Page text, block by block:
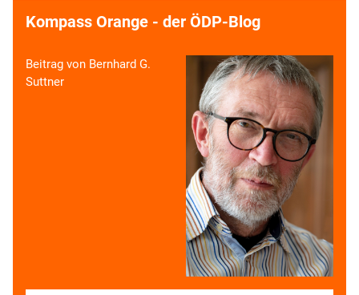
Kompass Orange - der ÖDP-Blog
Beitrag von Bernhard G.
Suttner